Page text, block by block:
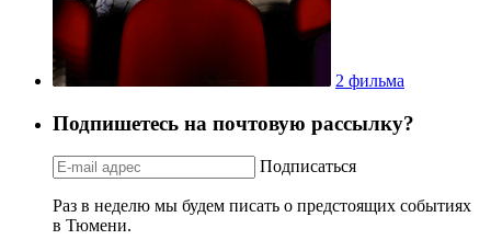
2 фильма
Подпишетесь на почтовую рассылку?
Подписаться
Раз в неделю мы будем писать о предстоящих событиях
в Тюмени.